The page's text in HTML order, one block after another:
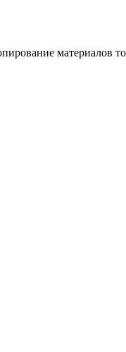
материалов